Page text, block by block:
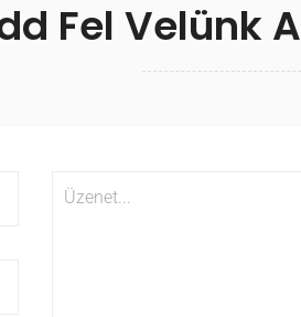
Fel Velünk A